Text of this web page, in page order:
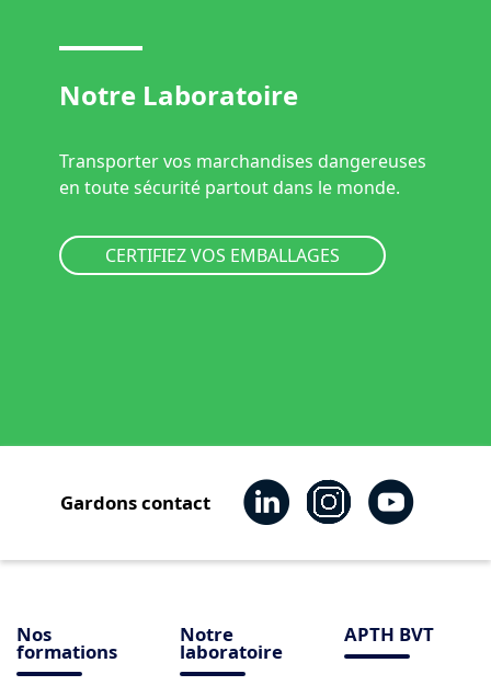
Notre Laboratoire
Transporter vos marchandises dangereuses
en toute sécurité partout dans le monde.
CERTIFIEZ VOS EMBALLAGES
Gardons contact
Nos
formations
Notre
laboratoire
APTH BVT